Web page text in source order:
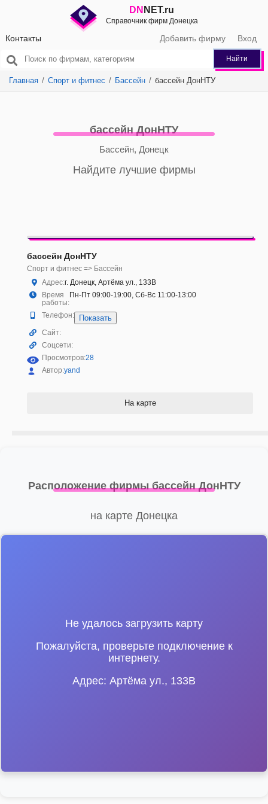
DN NET.ru
Справочник фирм Донецка
Контакты Добавить фирму Вход
Найти
Главная Спорт и фитнес Бассейн бассейн ДонНТУ
бассейн ДонНТУ
Бассейн, Донецк
Найдите лучшие фирмы
бассейн ДонНТУ
Спорт и фитнес => Бассейн
Адрес:г. Донецк, Артёма ул., 133В
Время
работы:
Пн-Пт 09:00-19:00, Сб-Вс 11:00-13:00
Телефон: Показать
Сайт:
Соцсети:
Просмотров:28
Автор:yand
На карте
Расположение фирмы бассейн ДонНТУ
на карте Донецка
Не удалось загрузить карту
Пожалуйста, проверьте подключение к
интернету.
Адрес: Артёма ул., 133В